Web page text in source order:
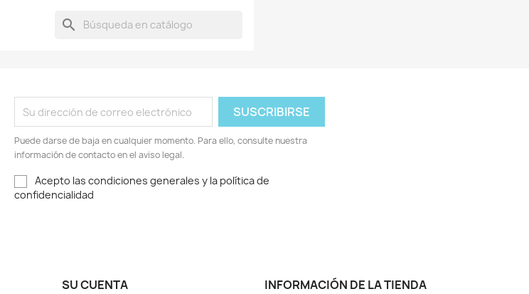
search
Puede darse de baja en cualquier momento. Para ello, consulte nuestra
información de contacto en el aviso legal.
Acepto las condiciones generales y la política de
confidencialidad
SU CUENTA INFORMACIÓN DE LA TIENDA